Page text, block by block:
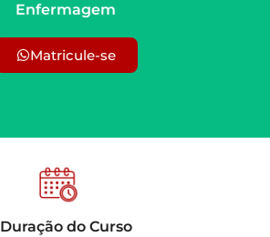
Enfermagem
Matricule-se
Duração do Curso